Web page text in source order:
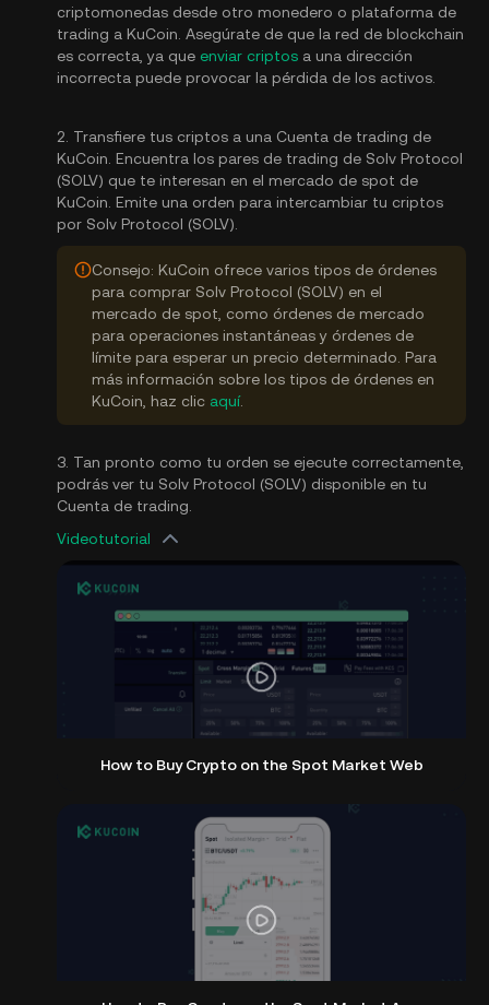
criptomonedas desde otro monedero o plataforma de
trading a KuCoin. Asegúrate de que la red de blockchain
es correcta, ya que enviar criptos a una dirección
incorrecta puede provocar la pérdida de los activos.
2. Transfiere tus criptos a una Cuenta de trading de
KuCoin. Encuentra los pares de trading de Solv Protocol
(SOLV) que te interesan en el mercado de spot de
KuCoin. Emite una orden para intercambiar tu criptos
por Solv Protocol (SOLV).
Consejo: KuCoin ofrece varios tipos de órdenes
para comprar Solv Protocol (SOLV) en el
mercado de spot, como órdenes de mercado
para operaciones instantáneas y órdenes de
límite para esperar un precio determinado. Para
más información sobre los tipos de órdenes en
KuCoin, haz clic aquí.
3. Tan pronto como tu orden se ejecute correctamente,
podrás ver tu Solv Protocol (SOLV) disponible en tu
Cuenta de trading.
Videotutorial
How to Buy Crypto on the Spot Market Web